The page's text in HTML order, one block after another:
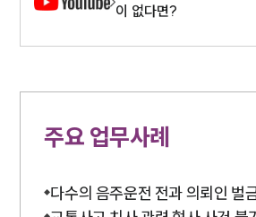
이 없다면?
주요 업무사례
다수의 음주운전 전과 의뢰인 벌